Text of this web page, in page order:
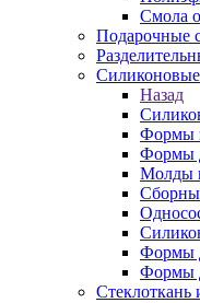
Смола
Подарочные
Назад
Формы
Формы
Молды
Формы
Формы
Стеклоткань